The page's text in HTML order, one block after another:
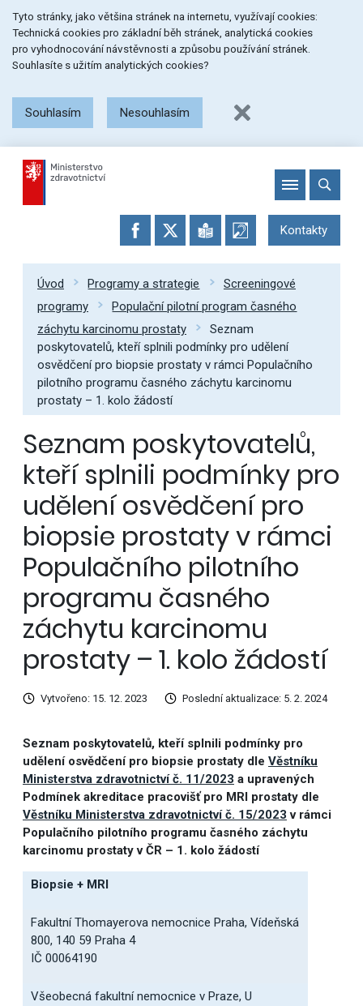
na
menu
na
obsah
na
patičku
stránky
Tyto stránky, jako většina stránek na internetu, využívají cookies:
Technická cookies pro základní běh stránek, analytická cookies
pro vyhodnocování návstěvnosti a způsobu používání stránek.
Souhlasíte s užitím analytických cookies?
Souhlasím Nesouhlasím
Kontakty
Úvod Programy a strategie
Screeningové
programy
Populační pilotní program časného
záchytu karcinomu prostaty
Seznam
poskytovatelů, kteří splnili podmínky pro udělení
osvědčení pro biopsie prostaty v rámci Populačního
pilotního programu časného záchytu karcinomu
prostaty – 1. kolo žádostí
Seznam poskytovatelů,
kteří splnili podmínky pro
udělení osvědčení pro
biopsie prostaty v rámci
Populačního pilotního
programu časného
záchytu karcinomu
prostaty – 1. kolo žádostí
Vytvořeno: 15. 12. 2023 Poslední aktualizace: 5. 2. 2024
Seznam poskytovatelů, kteří splnili podmínky pro
udělení osvědčení pro biopsie prostaty dle Věstníku
Ministerstva zdravotnictví č. 11/2023 a upravených
Podmínek akreditace pracovišť pro MRI prostaty dle
Věstníku Ministerstva zdravotnictví č. 15/2023 v rámci
Populačního pilotního programu časného záchytu
karcinomu prostaty v ČR – 1. kolo žádostí
Biopsie + MRI
Fakultní Thomayerova nemocnice Praha, Vídeňská
800, 140 59 Praha 4
IČ 00064190
Všeobecná fakultní nemocnice v Praze, U